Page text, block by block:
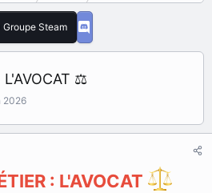
Groupe Steam
⚖️
2026
: L'AVOCAT